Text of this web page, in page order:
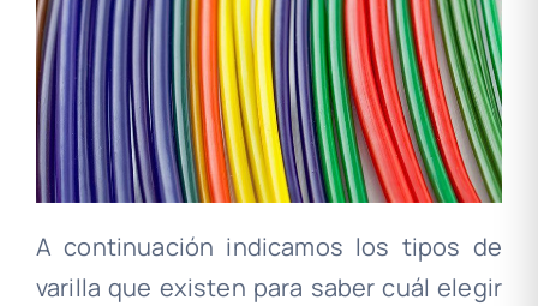
A continuación indicamos los tipos de
varilla que existen para saber cuál elegir